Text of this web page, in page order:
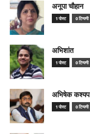
अनूपा चौहान
1 पोस्ट 0 टिप्पणी
अभिशांत
1 पोस्ट 0 टिप्पणी
अभिषेक कश्यप
1 पोस्ट 0 टिप्पणी